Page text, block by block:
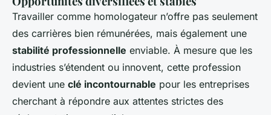
Travailler comme homologateur n’offre pas seulement
des carrières bien rémunérées, mais également une
stabilité professionnelle enviable. À mesure que les
industries s’étendent ou innovent, cette profession
devient une clé incontournable pour les entreprises
cherchant à répondre aux attentes strictes des